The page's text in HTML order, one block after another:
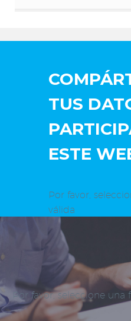
TUS
ESTE
Por favor,
válida
Por favor, seleccione una